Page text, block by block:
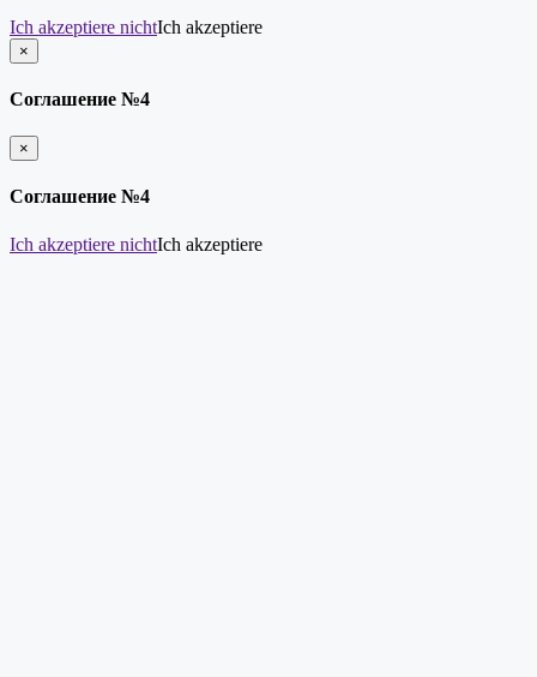
Ich akzeptiere nichtIch akzeptiere
×
schließen
Соглашение №4
×
schließen
Соглашение №4
Ich akzeptiere nichtIch akzeptiere